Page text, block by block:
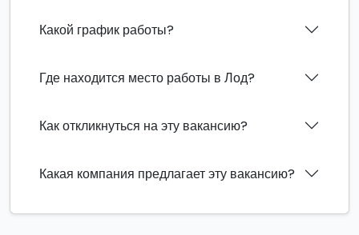
Какой график работы?
Где находится место работы в Лод?
Как откликнуться на эту вакансию?
Какая компания предлагает эту вакансию?